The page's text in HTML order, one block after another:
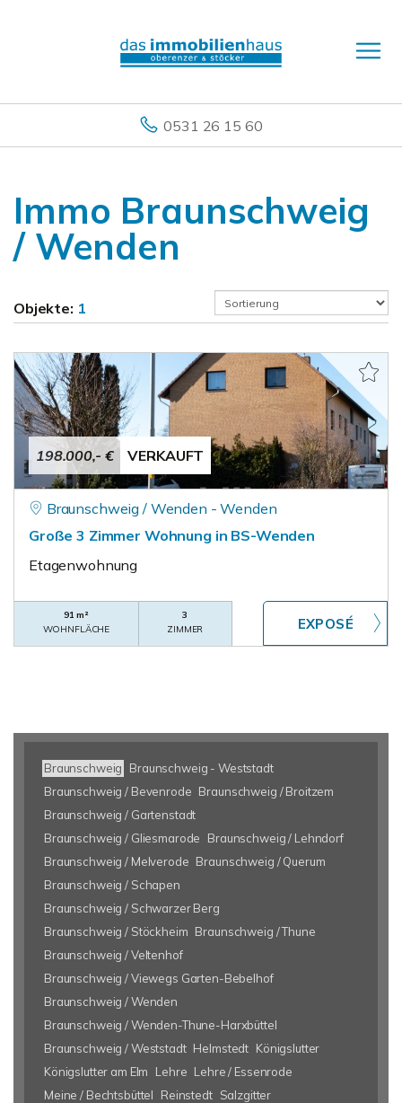
0531 26 15 60
Immo Braunschweig
/ Wenden
Objekte: 1
198.000,- € VERKAUFT
Braunschweig / Wenden - Wenden
Große 3 Zimmer Wohnung in BS-Wenden
Etagenwohnung
91 m²
WOHNFLÄCHE
3
ZIMMER
Braunschweig
Braunschweig - Weststadt
Braunschweig / Bevenrode Braunschweig / Broitzem
Braunschweig / Gartenstadt
Braunschweig / Gliesmarode
Braunschweig / Lehndorf
Braunschweig / Melverode Braunschweig / Querum
Braunschweig / Schapen
Braunschweig / Schwarzer Berg
Braunschweig / Stöckheim Braunschweig / Thune
Braunschweig / Veltenhof
Braunschweig / Viewegs Garten-Bebelhof
Braunschweig / Wenden
Braunschweig / Wenden-Thune-Harxbüttel
Braunschweig / Weststadt Helmstedt Königslutter
Königslutter am Elm
Lehre Lehre / Essenrode
Meine / Bechtsbüttel
Reinstedt Salzgitter